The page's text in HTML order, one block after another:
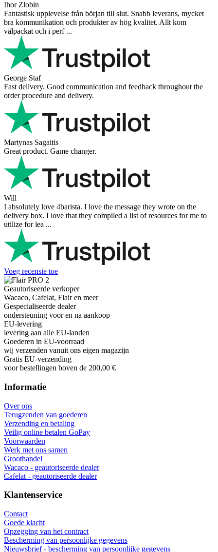
Ihor Zlobin
Fantastisk upplevelse från början till slut. Snabb leverans, mycket
bra kommunikation och produkter av hög kvalitet. Allt kom
välpackat och i perf ...
George Staf
Fast delivery. Good communication and feedback throughout the
order procedure and delivery.
Martynas Sagaitis
Great product. Game changer.
Will
I absolutely love 4barista. I love the message they wrote on the
delivery box. I love that they compiled a list of resources for me to
utilize for lea ...
Voeg recensie toe
Geautoriseerde verkoper
Wacaco, Cafelat, Flair en meer
Gespecialiseerde dealer
ondersteuning voor en na aankoop
EU-levering
levering aan alle EU-landen
Goederen in EU-voorraad
wij verzenden vanuit ons eigen magazijn
Gratis EU-verzending
voor bestellingen boven de 200,00 €
Informatie
Over ons
Terugzenden van goederen
Verzending en betaling
Veilig online betalen GoPay
Voorwaarden
Werk met ons samen
Groothandel
Wacaco - geautoriseerde dealer
Cafelat - geautoriseerde dealer
Klantenservice
Contact
Goede klacht
Opzegging van het contract
Bescherming van persoonlijke gegevens
Nieuwsbrief - bescherming van persoonlijke gegevens